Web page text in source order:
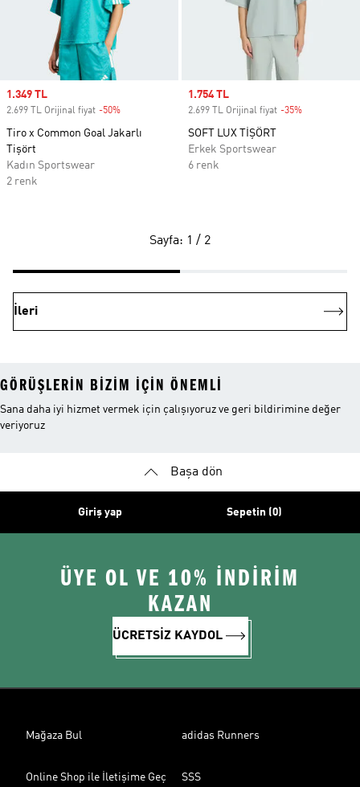
Sale price
1.349 TL
2.699 TL Orijinal fiyat -50%
Tiro x Common Goal Jakarlı
Tişört
Kadın Sportswear
2 renk
Sale price
1.754 TL
2.699 TL Orijinal fiyat -35%
SOFT LUX TİŞÖRT
Erkek Sportswear
6 renk
Sayfa: 1 / 2
İleri
GÖRÜŞLERIN BIZIM IÇIN ÖNEMLI
Sana daha iyi hizmet vermek için çalışıyoruz ve geri bildirimine değer
veriyoruz
Başa dön
Giriş yap Sepetin (0)
ÜYE OL VE 10% İNDİRİM
KAZAN
ÜCRETSİZ KAYDOL
Mağaza Bul adidas Runners
Online Shop ile İletişime Geç SSS